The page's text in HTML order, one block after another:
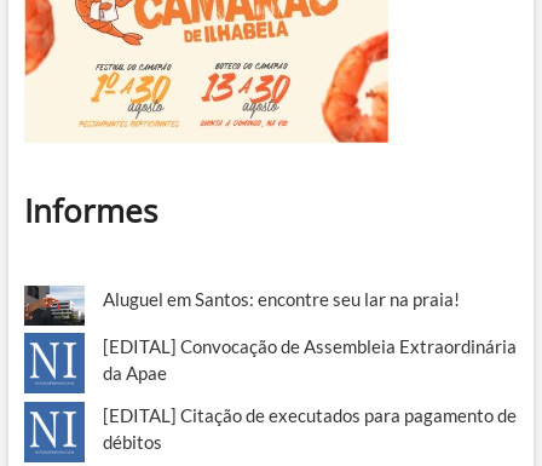
Informes
Aluguel em Santos: encontre seu lar na praia!
[EDITAL] Convocação de Assembleia Extraordinária
da Apae
[EDITAL] Citação de executados para pagamento de
débitos